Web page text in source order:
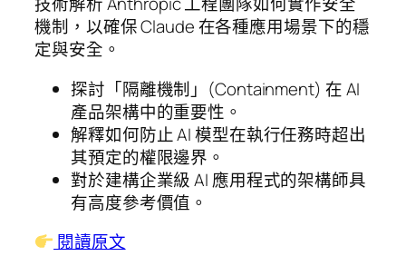
機制，以確保 Claude 在各種應用場景下的穩
定與安全。
探討「隔離機制」(Containment) 在 AI
產品架構中的重要性。
解釋如何防止 AI 模型在執行任務時超出
其預定的權限邊界。
對於建構企業級 AI 應用程式的架構師具
有高度參考價值。
閱讀原文